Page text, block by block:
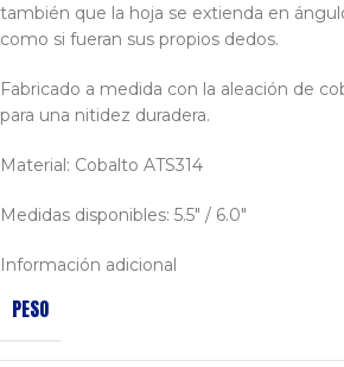
también que la hoja se extienda en
como si fueran sus propios dedos.
Fabricado a medida con la aleación de
para una nitidez duradera.
Material: Cobalto ATS314
Medidas disponibles: 5.5″ / 6.0″
Información adicional
PESO